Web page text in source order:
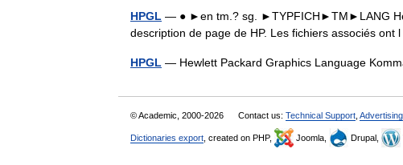
HPGL — ● ►en tm.? sg. ►TYPFICH►TM►LANG
description de page de HP. Les fichiers associés
HPGL — Hewlett Packard Graphics Language
© Academic, 2000-2026 Contact us: Technical Support Advertising
Dictionaries export , created on PHP, Joomla, Drupal,